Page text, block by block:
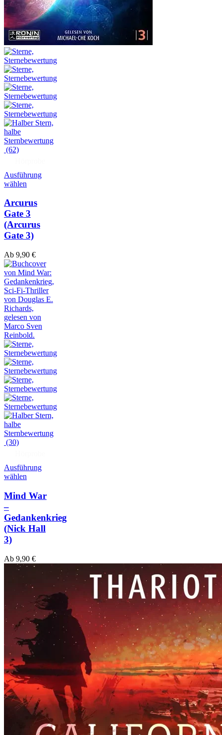
(62)
Ausführung
wählen
Arcurus
Gate 3
(Arcurus
Gate 3)
Ab 9,90 €
(30)
Ausführung
wählen
Mind War
–
Gedankenkrieg
(Nick Hall
3)
Ab 9,90 €